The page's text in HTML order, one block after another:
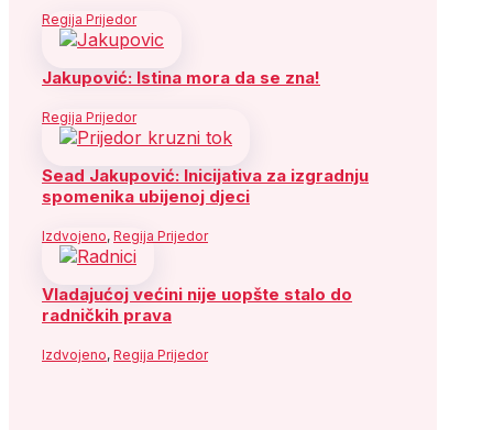
Regija Prijedor
Jakupović: Istina mora da se zna!
Regija Prijedor
Sead Jakupović: Inicijativa za izgradnju
spomenika ubijenoj djeci
Izdvojeno, Regija Prijedor
Vladajućoj većini nije uopšte stalo do
radničkih prava
Izdvojeno, Regija Prijedor